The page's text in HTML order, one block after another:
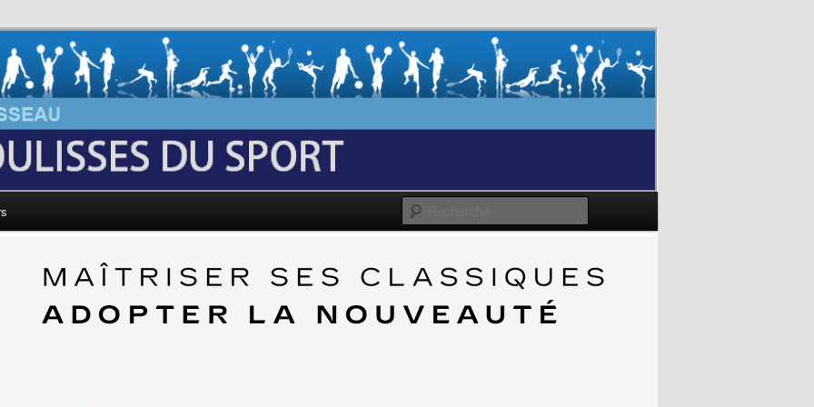
Les Coulisses du Sport